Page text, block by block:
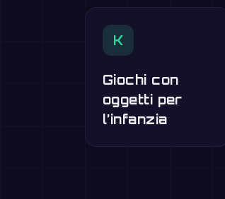
K
Giochi con
oggetti per
l’infanzia